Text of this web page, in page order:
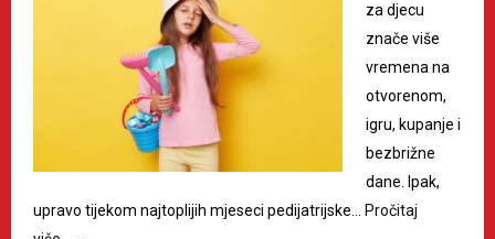
za djecu
znače više
vremena na
otvorenom,
igru, kupanje i
bezbrižne
dane. Ipak,
upravo tijekom najtoplijih mjeseci pedijatrijske… Pročitaj